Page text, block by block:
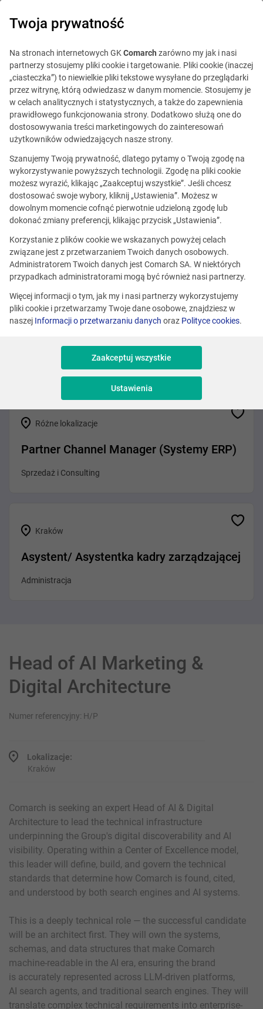
Ta oferta jest już
nieaktualna.
Zobacz podobne oferty
Różne lokalizacje
Różne lokalizacje
Partner Channel Manager (Systemy ERP)
Sprzedaż i Consulting
Kraków
Asystent/ Asystentka kadry zarządzającej
Administracja
Head of AI Marketing &
Digital Architecture
Numer referencyjny: H/P
Lokalizacje:
Kraków
Comarch is seeking an expert Head of AI & Digital
Architecture to lead the technical infrastructure
underpinning the Group's digital discoverability and AI
visibility. Operating within a Center of Excellence model,
this leader will define, build, and govern the technical
standards that determine how Comarch is found, cited,
and understood by both search engines and AI systems.
This is a deeply technical role — the successful candidate
will be an architect first. They will own the systems,
schemas, and data structures that make Comarch
machine-readable in the AI era, ensuring the brand
is accurately represented across LLM-driven platforms,
AI search agents, and traditional search engines. They will
translate complex technical requirements into enterprise-
Twoja prywatność
Na stronach internetowych GKComarch zarówno my jak i nasi
partnerzy stosujemy pliki cookie i targetowanie. Pliki cookie (inaczej
„ciasteczka”) to niewielkie pliki tekstowe wysyłane do przeglądarki
przez witrynę, którą odwiedzasz w danym momencie. Stosujemy je
w celach analitycznych i statystycznych, a także do zapewnienia
prawidłowego funkcjonowania strony. Dodatkowo służą one do
dostosowywania treści marketingowych do zainteresowań
użytkowników odwiedzających nasze strony.
Szanujemy Twoją prywatność, dlatego pytamy o Twoją zgodę na
wykorzystywanie powyższych technologii. Zgodę na pliki cookie
możesz wyrazić, klikając „Zaakceptuj wszystkie”. Jeśli chcesz
dostosować swoje wybory, kliknij „Ustawienia”. Możesz w
dowolnym momencie cofnąć pierwotnie udzieloną zgodę lub
dokonać zmiany preferencji, klikając przycisk „Ustawienia”.
Korzystanie z plików cookie we wskazanych powyżej celach
związane jest z przetwarzaniem Twoich danych osobowych.
Administratorem Twoich danych jest Comarch SA. W niektórych
przypadkach administratorami mogą być również nasi partnerzy.
Więcej informacji o tym, jak my i nasi partnerzy wykorzystujemy
pliki cookie i przetwarzamy Twoje dane osobowe, znajdziesz w
naszej Informacji o przetwarzaniu danych oraz Polityce cookies.
Zaakceptuj wszystkie
Ustawienia